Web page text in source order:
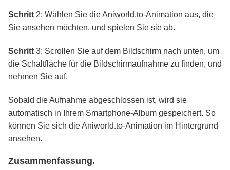
Schritt 2: Wählen Sie die Aniworld.to-Animation aus, die
Sie ansehen möchten, und spielen Sie sie ab.
Schritt 3: Scrollen Sie auf dem Bildschirm nach unten, um
die Schaltfläche für die Bildschirmaufnahme zu finden, und
nehmen Sie auf.
Sobald die Aufnahme abgeschlossen ist, wird sie
automatisch in Ihrem Smartphone-Album gespeichert. So
können Sie sich die Aniworld.to-Animation im Hintergrund
ansehen.
Zusammenfassung.